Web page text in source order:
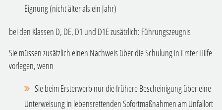
Eignung (nicht älter als ein Jahr)
bei den Klassen D, DE, D1 und D1E zusätzlich: Führungszeugnis
Sie müssen zusätzlich einen Nachweis über die Schulung in Erster Hilfe
vorlegen, wenn
Sie beim Ersterwerb nur die frühere Bescheinigung über eine
Unterweisung in lebensrettenden Sofortmaßnahmen am Unfallort